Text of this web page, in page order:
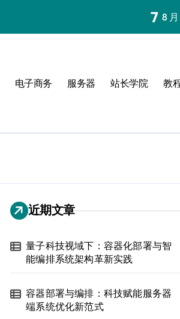
7 8
电子商务 服务器 站长学院 教
近期文章
量子科技视域下：容器化部署与智
能编排系统架构革新实践
容器部署与编排：科技赋能服务器
端系统优化新范式